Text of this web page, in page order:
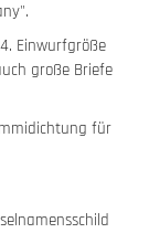
Einwurfgröße
große Briefe
für